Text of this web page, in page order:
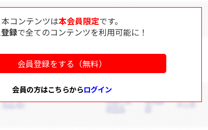
本コンテンツは本会員限定です。
録で全てのコンテンツを利用可能に！
会員登録をする（無料）
会員の方はこちらからログイン